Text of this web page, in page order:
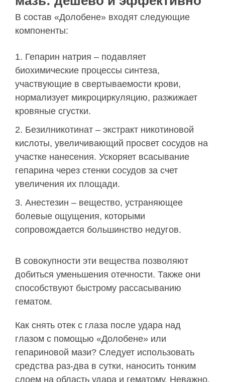
В состав «Долобене» входят следующие
компоненты:
Гепарин натрия – подавляет
биохимические процессы синтеза,
участвующие в свертываемости крови,
нормализует микроциркуляцию, разжижает
кровяные сгустки.
Безилникотинат – экстракт никотиновой
кислоты, увеличивающий просвет сосудов на
участке нанесения. Ускоряет всасывание
гепарина через стенки сосудов за счет
увеличения их площади.
Анестезин – вещество, устраняющее
болевые ощущения, которыми
сопровождается большинство недугов.
В совокупности эти вещества позволяют
добиться уменьшения отечности. Также они
способствуют быстрому рассасыванию
гематом.
Как снять отек с глаза после удара над
глазом с помощью «Долобене» или
гепариновой мази? Следует использовать
средства раз-два в сутки, наносить тонким
слоем на область удара и гематому. Неважно,